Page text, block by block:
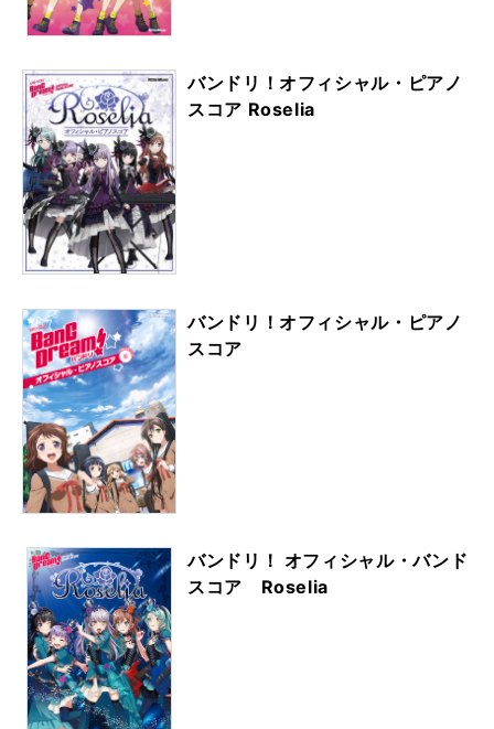
バンドリ！オフィシャル・ピアノ
スコア Roselia
バンドリ！オフィシャル・ピアノ
スコア
バンドリ！ オフィシャル・バンド
スコア Roselia